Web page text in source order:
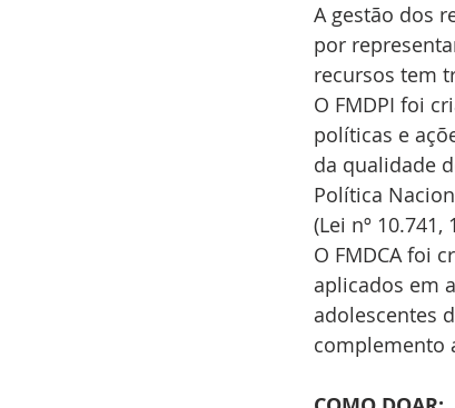
A gestão dos
por
recursos tem
O FMDPI foi
políticas e
da qualidade
Política
(Lei nº
O FMDCA foi
aplicados em
adolescentes
complemento